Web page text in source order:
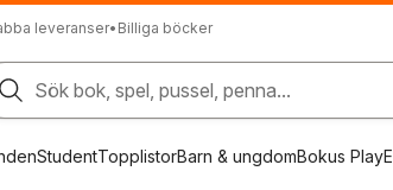
leveranser• Billiga böcker
Sök bok, spel, pussel, penna...
StudentTopplistorBarn & ungdomBokus Play